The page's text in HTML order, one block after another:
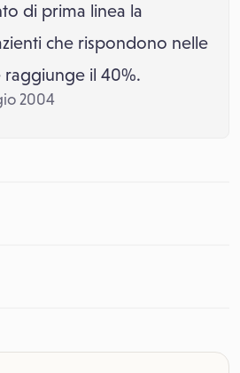
di prima linea la
che rispondono nelle
raggiunge il 40%.
2004